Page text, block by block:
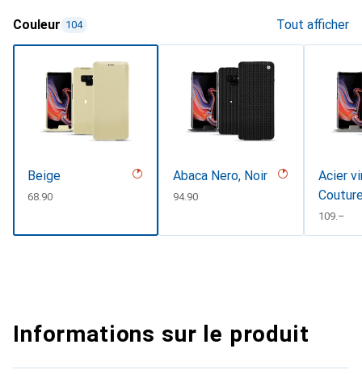
Couleur 104 Tout afficher
Beige
CHF
68.90
Abaca Nero, Noir
CHF
94.90
Acier
CHF
109.–
Informations sur le produit